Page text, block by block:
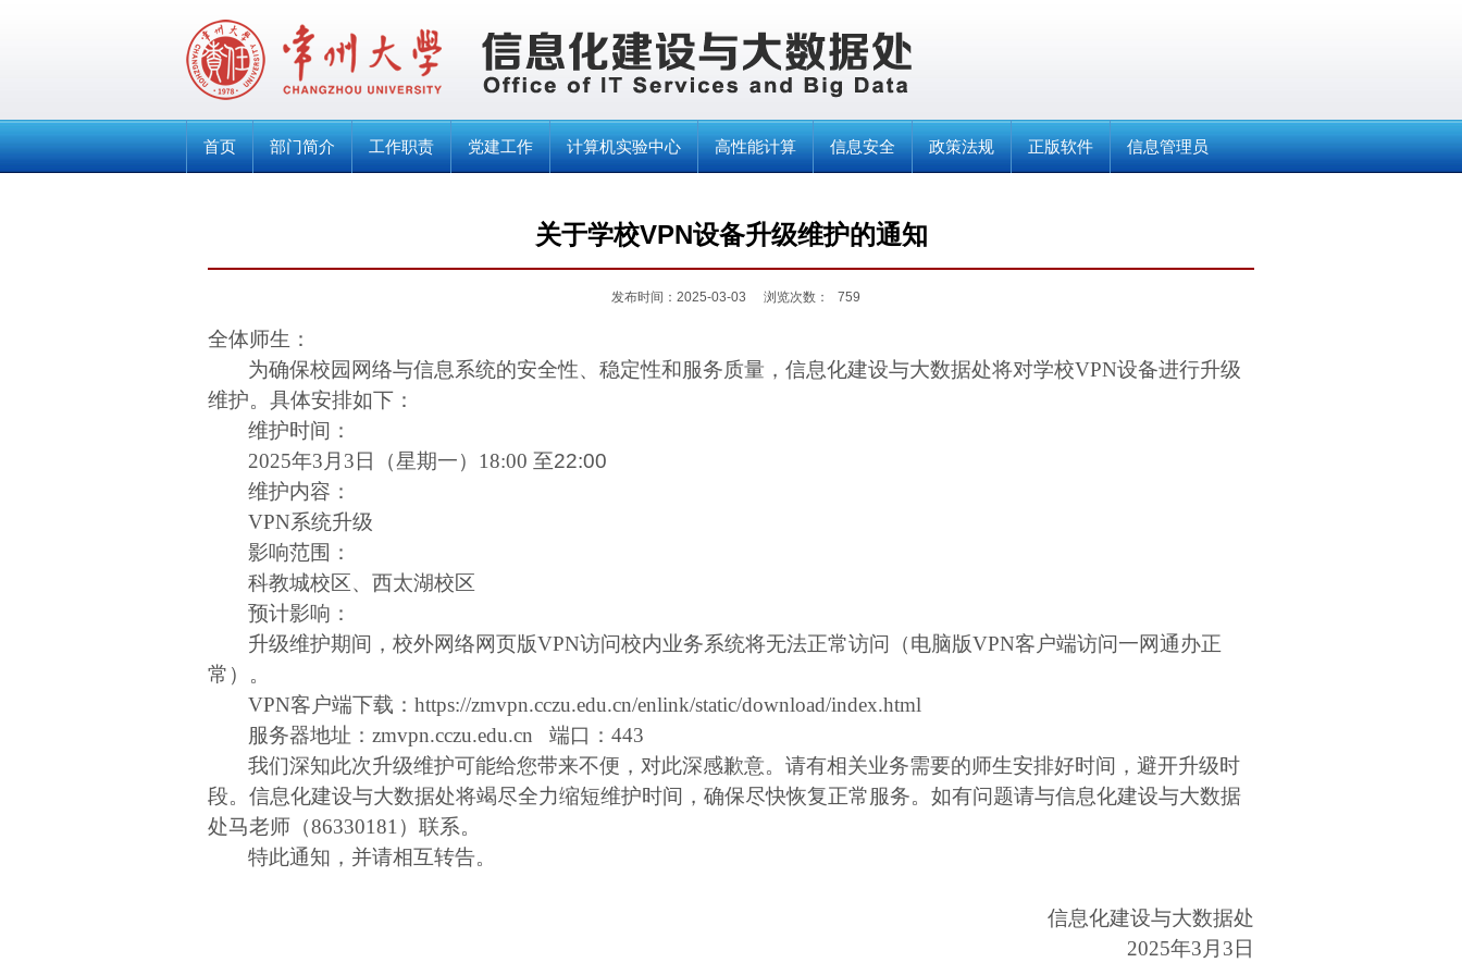
首页 部门简介 工作职责 党建工作 计算机实验中心 高性能计算 信息安全 政策法规 正版软件 信息管理员
关于学校VPN设备升级维护的通知
发布时间：2025-03-03 浏览次数： 759
全体师生：
为确保校园网络与信息系统的安全性、稳定性和服务质量，信息化建设与大数据处将对学校VPN设备进行升级
维护。具体安排如下：
维护时间：
2025年3 月 3 日（星期一） 18:00 至22:00
维护内容：
VPN系统升级
影响范围：
科教城校区、西太湖校区
预计影响：
升级维护期间，校外网络网页版VPN访问校内业务系统将无法正常访问（电脑版VPN客户端访问一网通办正
常）。
VPN客户端下载： https://zmvpn.cczu.edu.cn/enlink/static/download/index.html
服务器地址： zmvpn.cczu.edu.cn 端口： 443
我们深知此次升级维护可能给您带来不便，对此深感歉意。请有相关业务需要的师生安排好时间，避开升级时
段。信息化建设与大数据处将竭尽全力缩短维护时间，确保尽快恢复正常服务。如有问题请与信息化建设与大数据
处马老师（86330181 ）联系。
特此通知，并请相互转告。
信息化建设与大数据处
2025年3 月 3 日